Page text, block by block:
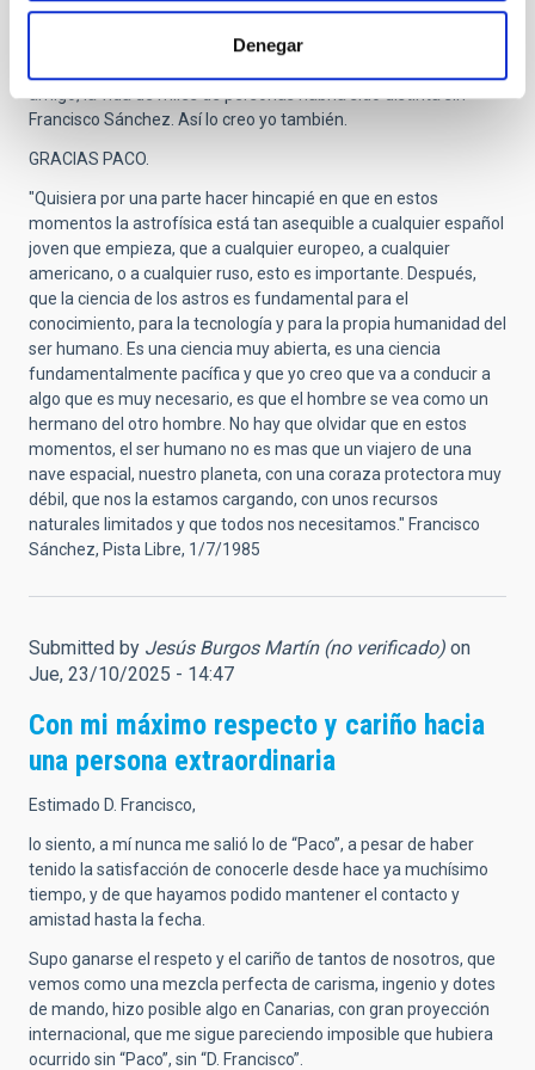
Denegar
IAC, un programa que él impulsó a semejanza de los
programas de Médicos Residentes. Fue el principio de un sueño
amigo, la vida de miles de personas habría sido distinta sin
Francisco Sánchez. Así lo creo yo también.
GRACIAS PACO.
"Quisiera por una parte hacer hincapié en que en estos
momentos la astrofísica está tan asequible a cualquier español
joven que empieza, que a cualquier europeo, a cualquier
americano, o a cualquier ruso, esto es importante. Después,
que la ciencia de los astros es fundamental para el
conocimiento, para la tecnología y para la propia humanidad del
ser humano. Es una ciencia muy abierta, es una ciencia
fundamentalmente pacífica y que yo creo que va a conducir a
algo que es muy necesario, es que el hombre se vea como un
hermano del otro hombre. No hay que olvidar que en estos
momentos, el ser humano no es mas que un viajero de una
nave espacial, nuestro planeta, con una coraza protectora muy
débil, que nos la estamos cargando, con unos recursos
naturales limitados y que todos nos necesitamos." Francisco
Sánchez, Pista Libre, 1/7/1985
Submitted by Jesús Burgos Martín (no verificado) on
Jue, 23/10/2025 - 14:47
Con mi máximo respecto y cariño hacia
una persona extraordinaria
Estimado D. Francisco,
lo siento, a mí nunca me salió lo de “Paco”, a pesar de haber
tenido la satisfacción de conocerle desde hace ya muchísimo
tiempo, y de que hayamos podido mantener el contacto y
amistad hasta la fecha.
Supo ganarse el respeto y el cariño de tantos de nosotros, que
vemos como una mezcla perfecta de carisma, ingenio y dotes
de mando, hizo posible algo en Canarias, con gran proyección
internacional, que me sigue pareciendo imposible que hubiera
ocurrido sin “Paco”, sin “D. Francisco”.